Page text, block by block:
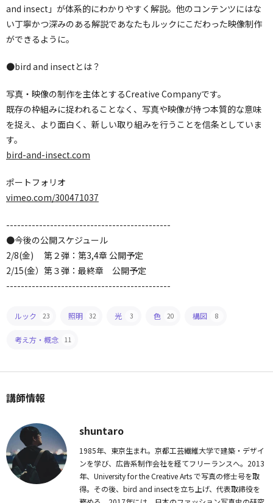
and insect」が体系的にわかりやすく解説。他のコンテンツにはな
い丁寧かつ深みのある解説であなたもルックにこだわった映像制作
ができるように。
●bird and insectとは？
写真・映像の制作を主体とするCreative Companyです。
既存の枠組みに捉われることなく、写真や映像が持つ本質的な意味
を捉え、より面白く、新しい取り組みを行うことを信条としていま
す。
bird-and-insect.com
ポートフォリオ
vimeo.com/300471037
---------------------------------------------
●今後の公開スケジュール
2/8(金) 第２弾：第3,4章 公開予定
2/15(金）第３弾：最終章 公開予定
---------------------------------------------
ルック 23 照明 32 光 3 色 20 構図 8
考え方・概念 11
講師情報
shuntaro
1985年、東京生まれ。京都工芸繊維大学で建築・デザイ
ンを学び、広告系制作会社を経てフリーランスへ。2013
年、University for the Creative Arts で写真の修士号を取
得。その後、bird and insectを立ち上げ、代表取締役を